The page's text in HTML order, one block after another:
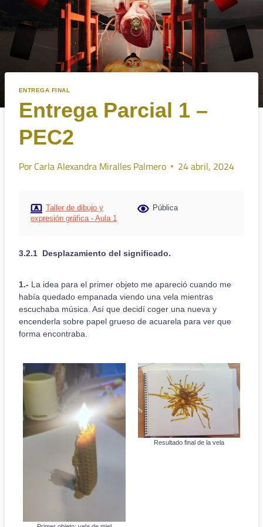
ENTREGA FINAL
Entrega Parcial 1 –
PEC2
PorCarla Alexandra Miralles Palmero 24 abril, 2024
Taller de dibujo y
expresión gráfica - Aula 1
Pública
3.2.1 Desplazamiento del significado.
1.- La idea para el primer objeto me apareció cuando me
había quedado empanada viendo una vela mientras
escuchaba música. Así que decidí coger una nueva y
encenderla sobre papel grueso de acuarela para ver que
forma encontraba.
Resultado final de la vela